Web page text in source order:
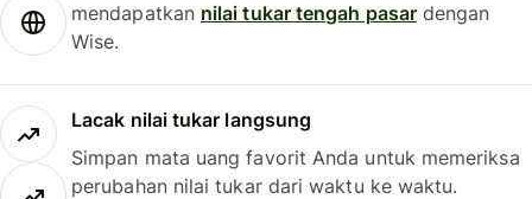
mendapatkan nilai tukar tengah pasardengan
Wise.
Lacak nilai tukar langsung
Simpan mata uang favorit Anda untuk memeriksa
perubahan nilai tukar dari waktu ke waktu.